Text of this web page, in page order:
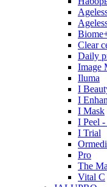
Clear
Daily
Image
Iluma
I
I
I Mask
I Peel
I Trial
Pro
The
Vital C